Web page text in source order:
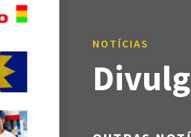
NOTÍCIAS